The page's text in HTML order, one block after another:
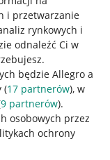
i przetwarzanie
rynkowych i
odnaleźć Ci w
będzie Allegro a
(17 partnerów), w
9 partnerów).
osobowych przez
ochrony